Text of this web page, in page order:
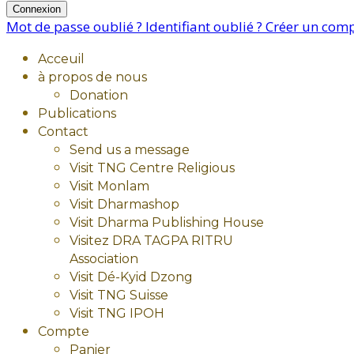
Connexion
Mot de passe oublié ? Identifiant oublié ? Créer un
Acceuil
à propos de nous
Donation
Publications
Contact
Send us a message
Visit TNG Centre Religious
Visit Monlam
Visit Dharmashop
Visit Dharma Publishing House
Visitez DRA TAGPA RITRU
Association
Visit Dé-Kyid Dzong
Visit TNG Suisse
Visit TNG IPOH
Compte
Panier